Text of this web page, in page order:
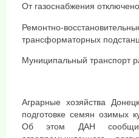
От газоснабжения
Ремонтно-
трансформаторных
Муниципальный транспорт
Аграрные хозяйства
подготовке семян озимых
Об этом ДАН сообщил